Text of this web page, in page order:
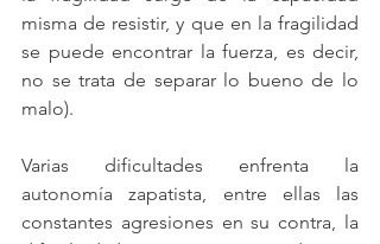
misma de resistir, y que en la fragilidad
se puede encontrar la fuerza, es decir,
no se trata de separar lo bueno de lo
malo).
Varias dificultades enfrenta la
autonomía zapatista, entre ellas las
constantes agresiones en su contra, la